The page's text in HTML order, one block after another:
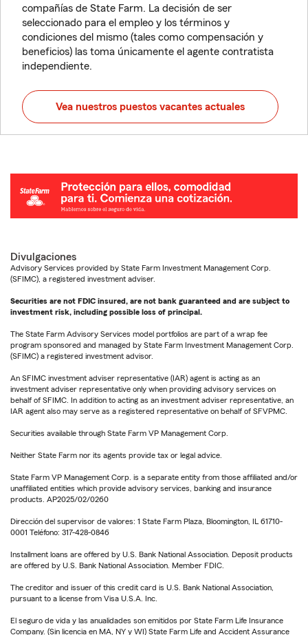
compañías de State Farm. La decisión de ser
seleccionado para el empleo y los términos y
condiciones del mismo (tales como compensación y
beneficios) las toma únicamente el agente contratista
independiente.
Vea nuestros puestos vacantes actuales
Divulgaciones
Advisory Services provided by State Farm Investment Management Corp.
(SFIMC), a registered investment adviser.
Securities are not FDIC insured, are not bank guaranteed and are subject to
investment risk, including possible loss of principal.
The State Farm Advisory Services model portfolios are part of a wrap fee
program sponsored and managed by State Farm Investment Management Corp.
(SFIMC) a registered investment advisor.
An SFIMC investment adviser representative (IAR) agent is acting as an
investment adviser representative only when providing advisory services on
behalf of SFIMC. In addition to acting as an investment adviser representative, an
IAR agent also may serve as a registered representative on behalf of SFVPMC.
Securities available through State Farm VP Management Corp.
Neither State Farm nor its agents provide tax or legal advice.
State Farm VP Management Corp. is a separate entity from those affiliated and/or
unaffiliated entities which provide advisory services, banking and insurance
products. AP2025/02/0260
Dirección del supervisor de valores: 1 State Farm Plaza, Bloomington, IL 61710-
0001 Teléfono: 317-428-0846
Installment loans are offered by U.S. Bank National Association. Deposit products
are offered by U.S. Bank National Association. Member FDIC.
The creditor and issuer of this credit card is U.S. Bank National Association,
pursuant to a license from Visa U.S.A. Inc.
El seguro de vida y las anualidades son emitidos por State Farm Life Insurance
Company. (Sin licencia en MA, NY y WI) State Farm Life and Accident Assurance